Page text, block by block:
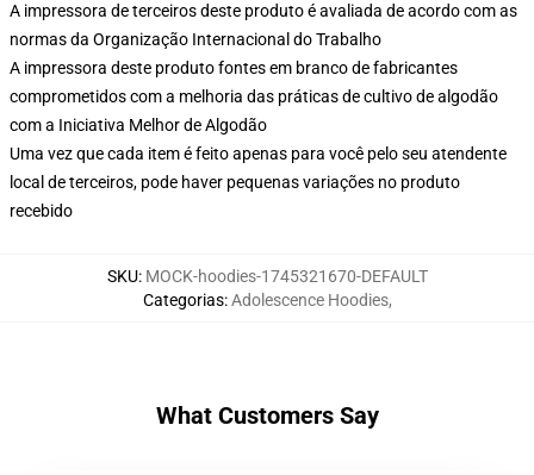
A impressora de terceiros deste produto é avaliada de acordo com as
normas da Organização Internacional do Trabalho
A impressora deste produto fontes em branco de fabricantes
comprometidos com a melhoria das práticas de cultivo de algodão
com a Iniciativa Melhor de Algodão
Uma vez que cada item é feito apenas para você pelo seu atendente
local de terceiros, pode haver pequenas variações no produto
recebido
SKU: MOCK-hoodies-1745321670-DEFAULT
Categorias:Adolescence Hoodies,
What Customers Say